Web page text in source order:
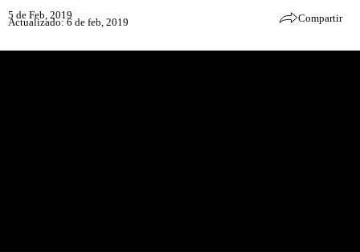
5 de Feb, 2019
Actualizado: 6 de feb, 2019 Compartir